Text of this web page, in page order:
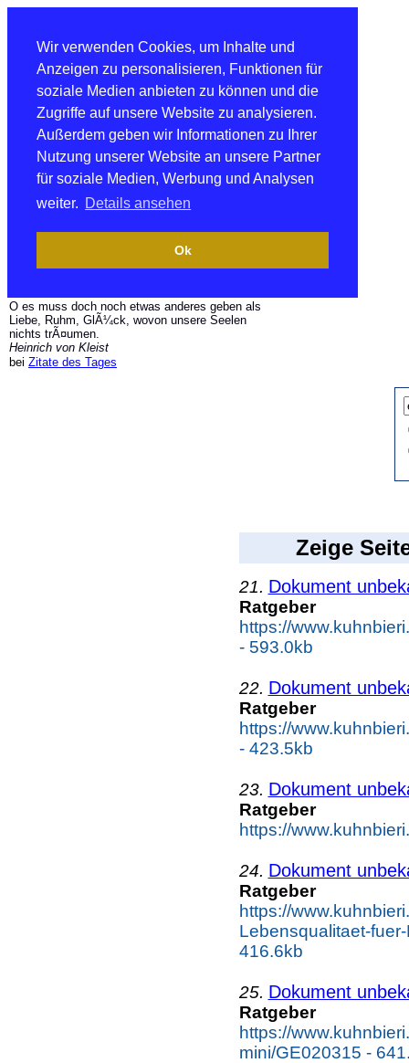
Wir verwenden Cookies, um Inhalte und
Anzeigen zu personalisieren, Funktionen für
soziale Medien anbieten zu können und die
Zugriffe auf unsere Website zu analysieren.
Außerdem geben wir Informationen zu Ihrer
Nutzung unserer Website an unsere Partner
für soziale Medien, Werbung und Analysen
weiter. Details ansehen
Ok
O es muss doch noch etwas anderes geben als
Liebe, Ruhm, GlÃ¼ck, wovon unsere Seelen
nichts trÃ¤umen.
Heinrich von Kleist
bei Zitate des Tages
Zeige
21. Dokument
Ratgeber
https://
- 593.0kb
22. Dokument
Ratgeber
https://
- 423.5kb
23. Dokument
Ratgeber
https://
24. Dokument
Ratgeber
https://
Lebensqualitaet-
416.6kb
25. Dokument
Ratgeber
https://
mini/GE020315 -